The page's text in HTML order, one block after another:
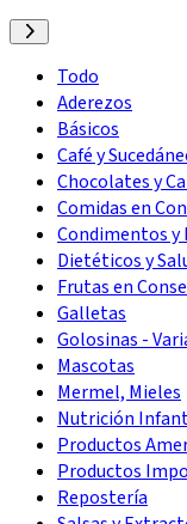
Todo
Aderezos
Básicos
Café y
Chocolates y
Comidas en
Condimentos y
Dietéticos y
Frutas en
Galletas
Golosinas -
Mascotas
Mermel, Mieles
Nutrición
Productos
Productos
Repostería